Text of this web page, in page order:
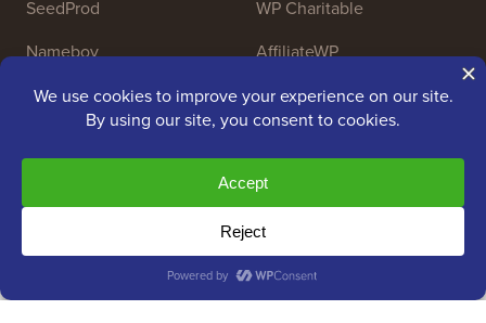
SeedProd
Nameboy
WP Charitable
AffiliateWP
Copyright © 2009 - 2026 WPBeginner LLC. Tutti i diritti
riservati. WPBeginner® è un marchio registrato.
Awesome Motive|Hosting WordPress